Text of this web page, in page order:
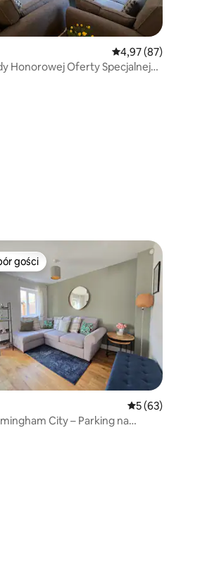
5, liczba recenzji: 85
Średnia ocena: 4,97
4,97 (87)
Honorowej Oferty Specjalnej
z kategorii Wybór gości
gości
Średnia ocena: 5
5 (63)
City – Parking na